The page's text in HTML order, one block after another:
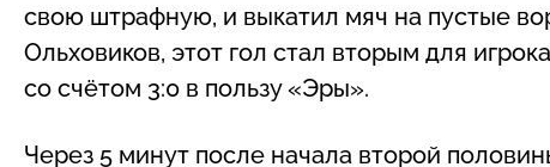
свою штрафную, и выкатил мяч на пустые
Ольховиков, этот гол стал вторым для
со счётом 3:0 в пользу «Эры».
Через 5 минут после начала второй